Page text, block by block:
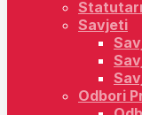
Savjeti
Odbori